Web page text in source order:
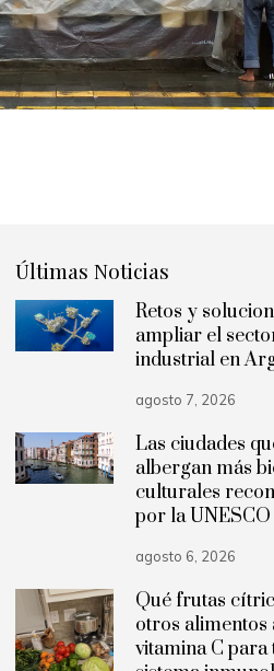
Últimas Noticias
Retos y
ampliar el
industrial en
agosto 7, 2026
Las ciudades
albergan más
culturales
por la UNESCO
agosto 6, 2026
Qué frutas
otros alimentos
vitamina C para